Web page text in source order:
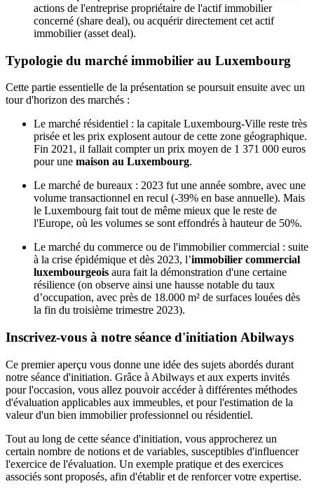
actions de l'entreprise propriétaire de l'actif immobilier
concerné (share deal), ou acquérir directement cet actif
immobilier (asset deal).
Typologie du marché immobilier au Luxembourg
Cette partie essentielle de la présentation se poursuit ensuite avec un
tour d'horizon des marchés :
Le marché résidentiel : la capitale Luxembourg-Ville reste très
prisée et les prix explosent autour de cette zone géographique.
Fin 2021, il fallait compter un prix moyen de 1 371 000 euros
pour une maison au Luxembourg.
Le marché de bureaux : 2023 fut une année sombre, avec une
volume transactionnel en recul (-39% en base annuelle). Mais
le Luxembourg fait tout de même mieux que le reste de
l'Europe, où les volumes se sont effondrés à hauteur de 50%.
Le marché du commerce ou de l'immobilier commercial : suite
à la crise épidémique et dès 2023, l’immobilier commercial
luxembourgeois aura fait la démonstration d'une certaine
résilience (on observe ainsi une hausse notable du taux
d’occupation, avec près de 18.000 m² de surfaces louées dès
la fin du troisième trimestre 2023).
Inscrivez-vous à notre séance d'initiation Abilways
Ce premier aperçu vous donne une idée des sujets abordés durant
notre séance d'initiation. Grâce à Abilways et aux experts invités
pour l'occasion, vous allez pouvoir accéder à différentes méthodes
d'évaluation applicables aux immeubles, et pour l'estimation de la
valeur d'un bien immobilier professionnel ou résidentiel.
Tout au long de cette séance d'initiation, vous approcherez un
certain nombre de notions et de variables, susceptibles d'influencer
l'exercice de l'évaluation. Un exemple pratique et des exercices
associés sont proposés, afin d'établir et de renforcer votre expertise.